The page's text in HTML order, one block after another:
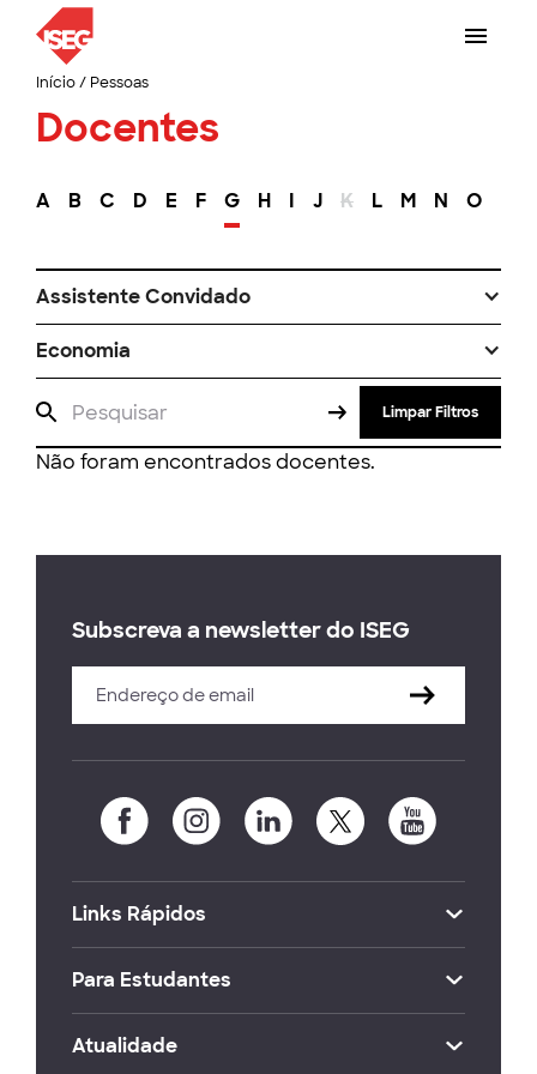
Início/ Pessoas
Docentes
A B C D E F G H I J K L M N O
Assistente Convidado
Economia
Limpar Filtros
Não foram encontrados docentes.
Subscreva a newsletter do ISEG
Links Rápidos
Para Estudantes
Atualidade